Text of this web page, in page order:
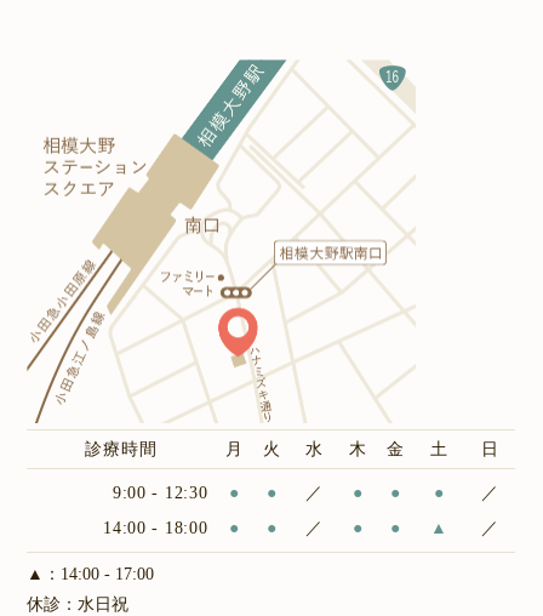
診療時間 月 火 水 木 金 土 日
9:00 - 12:30 ● ● ／ ● ● ●
／
14:00 - 18:00
● ● ／ ● ● ▲ ／
▲：14:00 - 17:00
休診：水日祝